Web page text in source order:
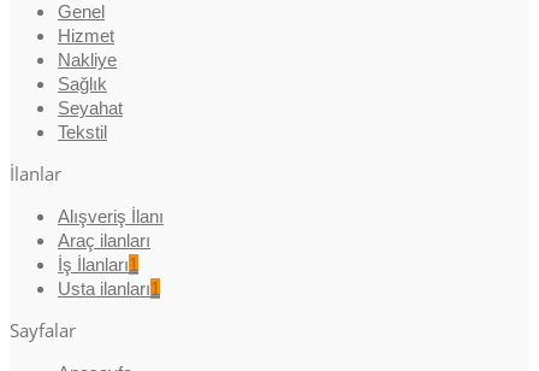
Genel
Hizmet
Nakliye
Sağlık
Seyahat
Tekstil
İlanlar
Alışveriş İlanı
Araç ilanları
İş İlanları1
Usta ilanları1
Sayfalar